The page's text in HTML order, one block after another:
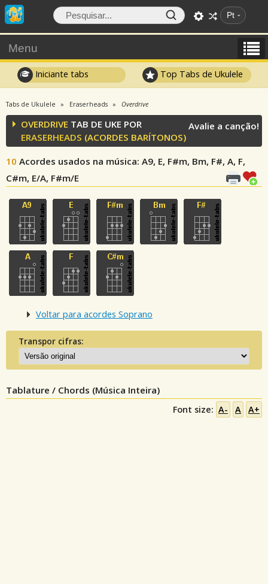
Pt
Menu
Iniciante tabs Top Tabs de Ukulele
Tabs de Ukulele Eraserheads Overdrive
OVERDRIVE TAB DE UKE POR
ERASERHEADS (ACORDES BARÍTONOS)
10 Acordes usados na música: A9, E, F#m, Bm, F#, A, F,
C#m, E/A, F#m/E
Avalie a canção!
Voltar para acordes Soprano
Transpor cifras:
Tablature / Chords (Música Inteira)
Font size: A- A A+